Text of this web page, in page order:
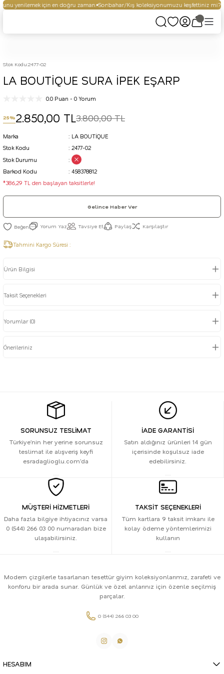
yenilemek için en doğru zaman. Sonbahar/Kış koleksiyonumuzu keşfettiniz mi?
Stok Kodu:2477-02
LA BOUTİQUE SURA İPEK EŞARP
0.0 Puan - 0 Yorum
25%2.850,00 TL3.800,00 TL
Marka
LA BOUTİQUE
Stok Kodu
2477-02
Stok Durumu
Barkod Kodu
458378812
*386,29 TL den başlayan taksitlerle!
Gelince Haber Ver
Yorum Yaz Tavsiye Et Paylaş Karşılaştır
Tahmini Kargo Süresi :
Ürün Bilgisi
Taksit Seçenekleri
Yorumlar (0)
Önerileriniz
SORUNSUZ TESLİMAT
Türkiye’nin her yerine sorunsuz
teslimat ile alışveriş keyfi
esradaglioglu.com’da
İADE GARANTİSİ
Satın aldığınız ürünleri 14 gün
içerisinde koşulsuz iade
edebilirsiniz.
MÜŞTERİ HİZMETLERİ
Daha fazla bilgiye ihtiyacınız varsa
0 (544) 266 03 00 numaradan bize
ulaşabilirsiniz.
TAKSİT SEÇENEKLERİ
Tüm kartlara 9 taksit imkanı ile
kolay ödeme yöntemlerimizi
kullanın
Modern çizgilerle tasarlanan tesettür giyim koleksiyonlarımız, zarafeti ve
konforu bir arada sunar. Günlük ve özel anlarınız için özenle seçilmiş
parçalar.
0 (544) 266 03 00
HESABIM